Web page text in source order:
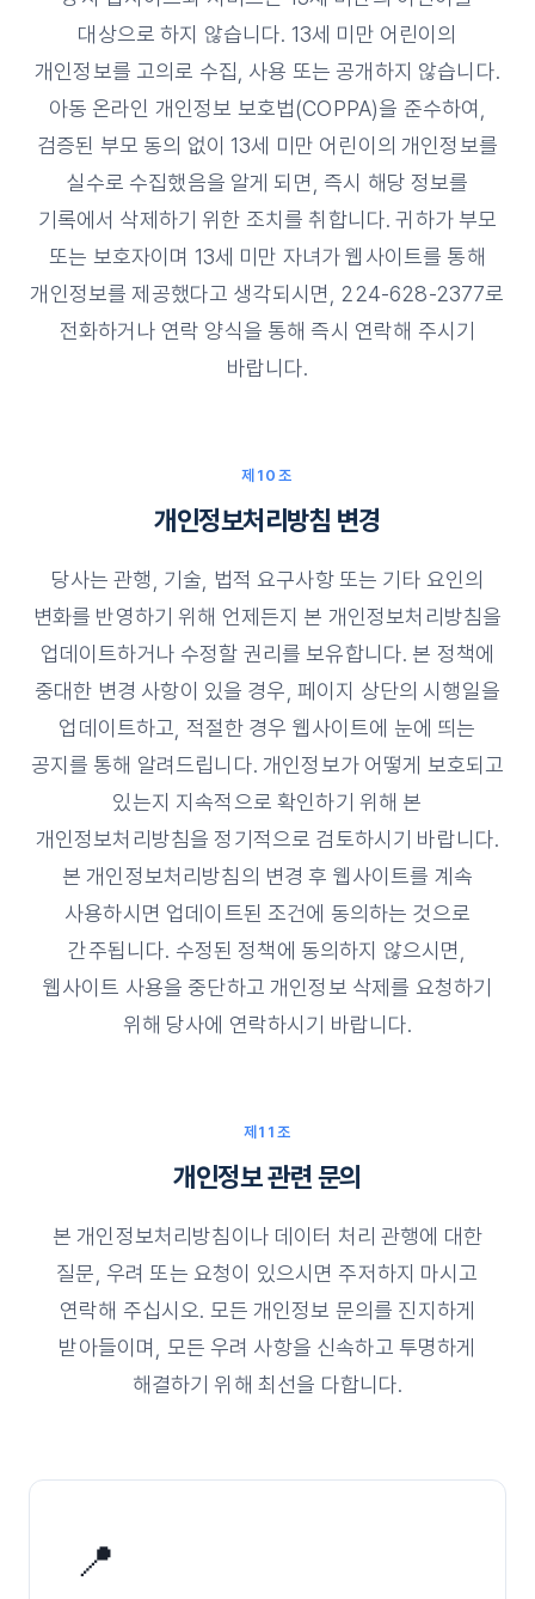
대상으로 하지 않습니다. 13세 미만 어린이의
개인정보를 고의로 수집, 사용 또는 공개하지 않습니다.
아동 온라인 개인정보 보호법(COPPA)을 준수하여,
검증된 부모 동의 없이 13세 미만 어린이의 개인정보를
실수로 수집했음을 알게 되면, 즉시 해당 정보를
기록에서 삭제하기 위한 조치를 취합니다. 귀하가 부모
또는 보호자이며 13세 미만 자녀가 웹사이트를 통해
개인정보를 제공했다고 생각되시면, 224-628-2377로
전화하거나 연락 양식을 통해 즉시 연락해 주시기
바랍니다.
제10조
개인정보처리방침 변경
당사는 관행, 기술, 법적 요구사항 또는 기타 요인의
변화를 반영하기 위해 언제든지 본 개인정보처리방침을
업데이트하거나 수정할 권리를 보유합니다. 본 정책에
중대한 변경 사항이 있을 경우, 페이지 상단의 시행일을
업데이트하고, 적절한 경우 웹사이트에 눈에 띄는
공지를 통해 알려드립니다. 개인정보가 어떻게 보호되고
있는지 지속적으로 확인하기 위해 본
개인정보처리방침을 정기적으로 검토하시기 바랍니다.
본 개인정보처리방침의 변경 후 웹사이트를 계속
사용하시면 업데이트된 조건에 동의하는 것으로
간주됩니다. 수정된 정책에 동의하지 않으시면,
웹사이트 사용을 중단하고 개인정보 삭제를 요청하기
위해 당사에 연락하시기 바랍니다.
제11조
개인정보 관련 문의
본 개인정보처리방침이나 데이터 처리 관행에 대한
질문, 우려 또는 요청이 있으시면 주저하지 마시고
연락해 주십시오. 모든 개인정보 문의를 진지하게
받아들이며, 모든 우려 사항을 신속하고 투명하게
해결하기 위해 최선을 다합니다.
📍